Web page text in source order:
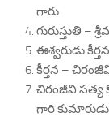
గారు
గురుస్తుతి –
ఈశ్వరుడు
కీర్తన –
చిరంజీవి సత్య
గారి